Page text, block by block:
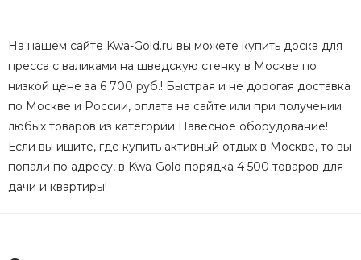
На нашем сайте Kwa-Gold.ru вы можете купить доска для
пресса с валиками на шведскую стенку в Москве по
низкой цене за 6 700 руб.! Быстрая и не дорогая доставка
по Москве и России, оплата на сайте или при получении
любых товаров из категории Навесное оборудование!
Если вы ищите, где купить активный отдых в Москве, то вы
попали по адресу, в Kwa-Gold порядка 4 500 товаров для
дачи и квартиры!